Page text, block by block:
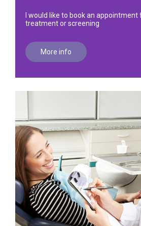
I would like to book an appointment
treatment or screening
More info